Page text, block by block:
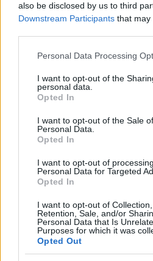
also be disclosed by us to third
Downstream Participants that may
Please note that this website/app
not limited to your visit or usage
grant or deny consent to Google
use your data for below specified
consent section.
Personal Data Processing
I want to opt-out of the
personal data.
Opted In
I want to opt-out of the Sale
Personal Data.
Opted In
I want to opt-out of
Personal Data for Targeted
Opted In
I want to opt-out of Collection,
Retention, Sale, and/or
Personal Data that Is
Purposes for which it was
Opted Out
AUTORE
Martina
Martina Pellegrino ha
dossier sul restauro
editoriale di
Redattrice storica, è
annota cronologie su
fiorentina.